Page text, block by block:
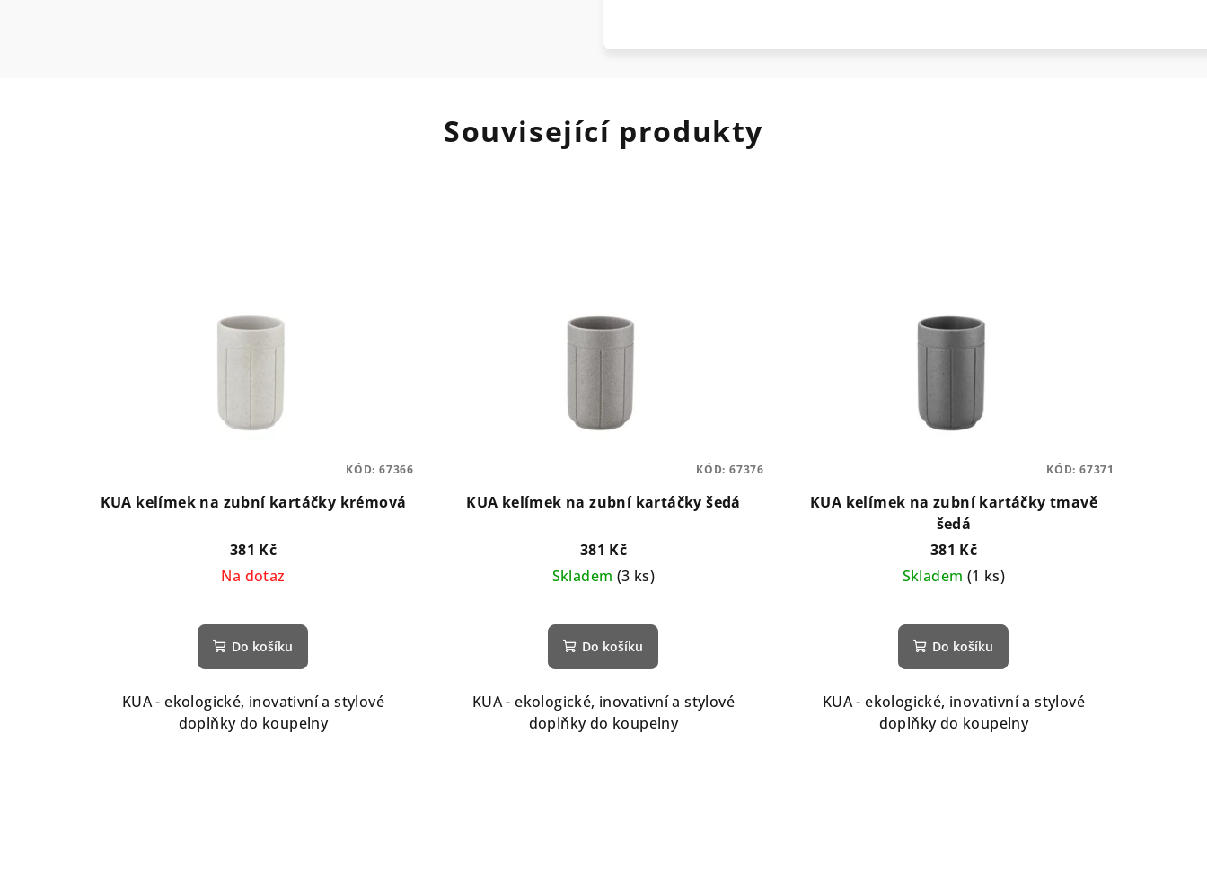
Související produkty
KUA kelímek na zubní kartáčky krémová
381 Kč
Na dotaz
Do košíku
KUA - ekologické, inovativní a stylové
doplňky do koupelny
KÓD: 67366
KUA kelímek na zubní kartáčky šedá
381 Kč
Skladem (3 ks)
Do košíku
KUA - ekologické, inovativní a stylové
doplňky do koupelny
KÓD: 67376
KUA kelímek na zubní kartáčky tmavě
šedá
381 Kč
Skladem (1 ks)
Do košíku
KUA - ekologické, inovativní a stylové
doplňky do koupelny
KÓD: 67371